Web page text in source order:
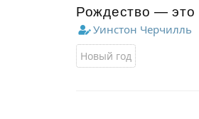
Рождество — это
Уинстон Черчилль
Новый год